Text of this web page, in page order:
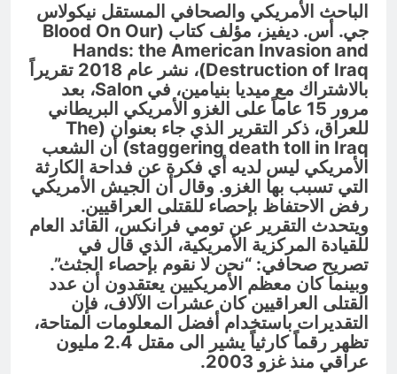
الباحث الأمريكي والصحافي المستقل نيكولاس
جي. أس. ديفيز، مؤلف كتاب (Blood On Our
Hands: the American Invasion and
Destruction of Iraq
)، نشر عام 2018 تقريراً
بالاشتراك مع ميديا بنيامين، في Salon، بعد
مرور 15 عاماً على الغزو الأمريكي البريطاني
للعراق، ذكر التقرير الذي جاء بعنوان (The
staggering death toll in Iraq) أن الشعب
الأمريكي ليس لديه أي فكرة عن فداحة الكارثة
التي تسبب بها الغزو. وقال أن الجيش الأمريكي
رفض الاحتفاظ بإحصاء للقتلى العراقيين.
ويتحدث التقرير عن تومي فرانكس، القائد العام
للقيادة المركزية الأمريكية، الذي قال في
تصريح صحافي: “نحن لا نقوم بإحصاء الجثث”.
وبينما كان معظم الأمريكيين يعتقدون أن عدد
القتلى العراقيين كان عشرات الآلاف، فإن
التقديرات باستخدام أفضل المعلومات المتاحة،
تظهر رقماً كارثياً يشير الى مقتل 2.4 مليون
عراقي منذ غزو 2003.